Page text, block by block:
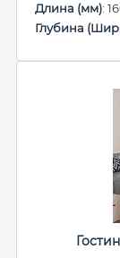
Длина (мм):
Глубина